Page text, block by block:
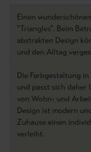
Einen
"Triangles". Beim
abstrakten Design
und den Alltag
Die Farbgestaltung
und passt sich daher
von Wohn- und
Design ist modern
Zuhause einen
verleiht.